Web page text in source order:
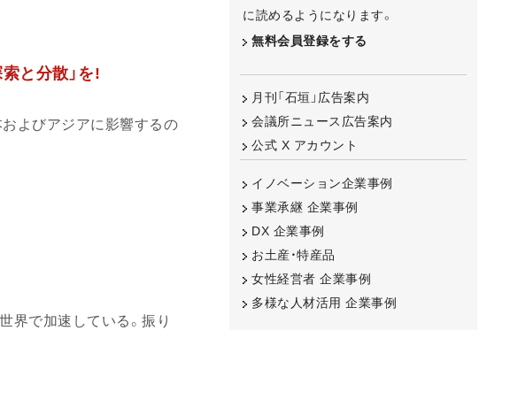
と分散」を!
およびアジアに影響するの
界で加速している。振り
に読めるようになります。
無料会員登録をする
月刊「石垣」広告案内
会議所ニュース広告案内
公式 X アカウント
イノベーション企業事例
事業承継 企業事例
DX 企業事例
お土産・特産品
女性経営者 企業事例
多様な人材活用 企業事例